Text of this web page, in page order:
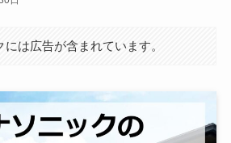
は広告が含まれています。